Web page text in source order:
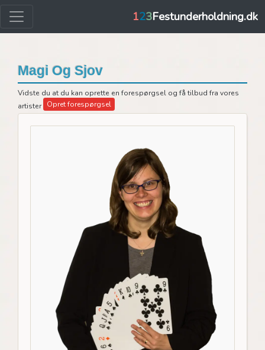
123Festunderholdning.dk
Magi Og Sjov
Vidste du at du kan oprette en forespørgsel og få tilbud fra vores
artister Opret forespørgsel